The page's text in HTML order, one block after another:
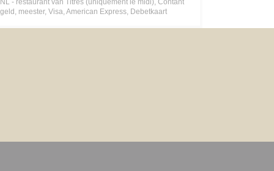
NL - restaurant van Titres (uniquement le midi), Contant
geld, meester, Visa, American Express, Debetkaart